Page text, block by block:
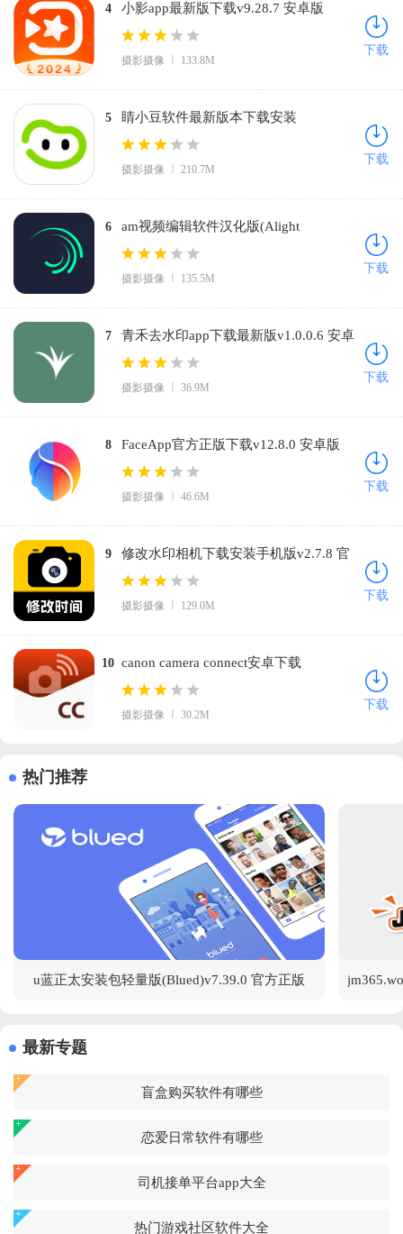
4 小影app最新版下载v9.28.7 安卓版
摄影摄像 133.8M
下载
5
睛小豆软件最新版本下载安装
v1.6.0.251224 安卓版
摄影摄像 210.7M
下载
6
am视频编辑软件汉化版(Alight
Motion)v5.0.289.1002599 安卓版
摄影摄像 135.5M
下载
7
青禾去水印app下载最新版v1.0.0.6 安卓
版
摄影摄像 36.9M
下载
8 FaceApp官方正版下载v12.8.0 安卓版
摄影摄像 46.6M
下载
9
修改水印相机下载安装手机版v2.7.8 官
方版
摄影摄像 129.0M
下载
10 canon camera connect安卓下载
v3.4.30.17 最新版
摄影摄像 30.2M
下载
热门推荐
u蓝正太安装包轻量版(Blued)v7.39.0 官方正版
最新专题
盲盒购买软件有哪些
恋爱日常软件有哪些
司机接单平台app大全
热门游戏社区软件大全